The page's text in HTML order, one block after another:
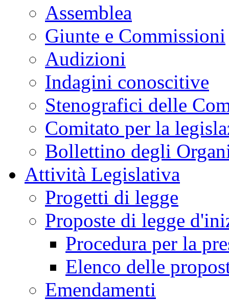
Agenda dei Lavori
Resoconti
Assemblea
Giunte e Commissioni
Audizioni
Indagini conoscitive
Stenografici delle
Comitato per la
Bollettino degli
Attività Legislativa
Progetti di legge
Proposte di legge
Procedura per la